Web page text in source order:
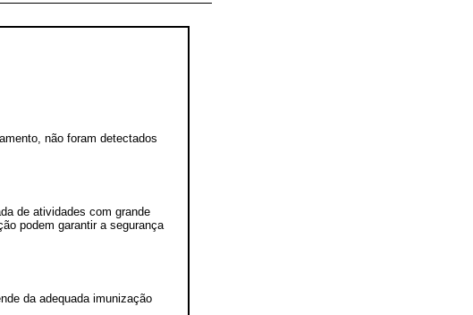
não foram detectados
de atividades com grande
podem garantir a segurança
da adequada imunização